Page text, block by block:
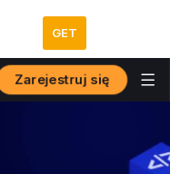
GET
Zarejestruj się